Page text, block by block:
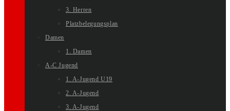
3. Herren
Platzbelegungsplan
Damen
1. Damen
A-C Jugend
1. A-Jugend U19
2. A-Jugend
3. A-Jugend